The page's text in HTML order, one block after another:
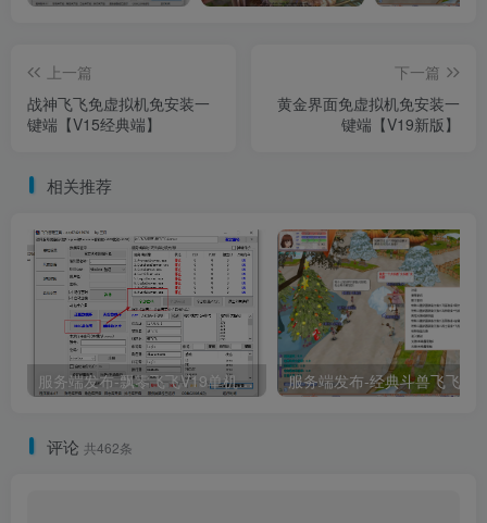
上一篇
战神飞飞免虚拟机免安装一
键端【V15经典端】
下一篇
黄金界面免虚拟机免安装一
键端【V19新版】
相关推荐
服务端发布-飘零飞飞V19单机一键端
评论 共462条